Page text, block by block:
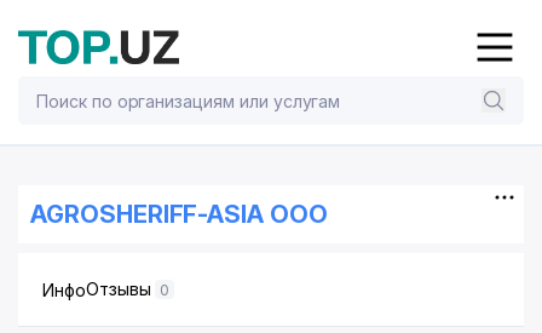
AGROSHERIFF-ASIA ООО
ИнфоОтзывы 0